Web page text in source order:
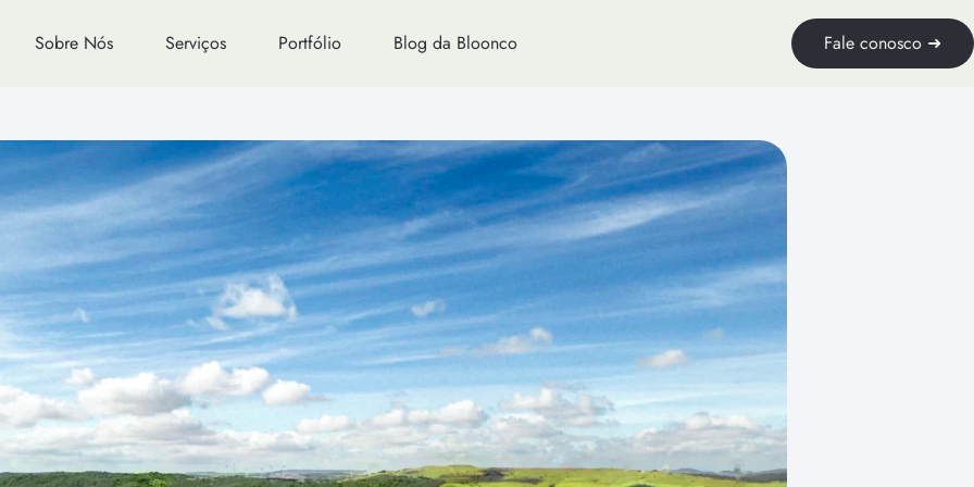
Sobre Nós Serviços Portfólio Blog da Bloonco Fale conosco ➜